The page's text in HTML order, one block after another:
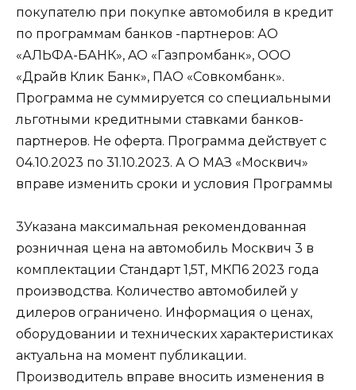
покупателю при покупке автомобиля в кредит
по программам банков -партнеров: АО
«АЛЬФА-БАНК», AO «Газпромбанк», ООО
«Драйв Клик Банк», ПАО «Совкомбанк».
Программа не суммируется со специальными
льготными кредитными ставками банков-
партнеров. Не оферта. Программа действует с
04.10.2023 по 31.10.2023. А О МАЗ «Москвич»
вправе изменить сроки и условия Программы
3Указана максимальная рекомендованная
розничная цена на автомобиль Москвич 3 в
комплектации Стандарт 1,5Т, МКП6 2023 года
производства. Количество автомобилей у
дилеров ограничено. Информация о ценах,
оборудовании и технических характеристиках
актуальна на момент публикации.
Производитель вправе вносить изменения в